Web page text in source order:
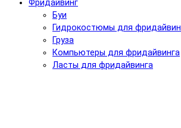
Фридайвинг
Буи
Гидрокостюмы для
Груза
Компьютеры для фридайвинга
Ласты для фридайвинга